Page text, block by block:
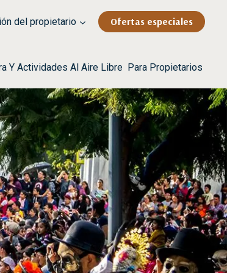
del propietario Ofertas especiales
Y Actividades Al Aire Libre Para Propietarios